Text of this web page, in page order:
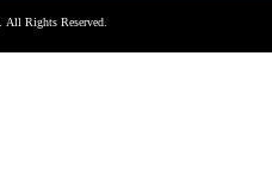
. All Rights Reserved.